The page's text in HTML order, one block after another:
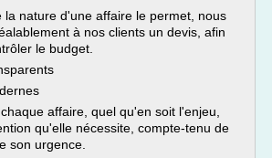
la nature d'une affaire le permet, nous
à nos clients un devis, afin
le budget.
affaire, quel qu'en soit l'enjeu,
qu'elle nécessite, compte-tenu de
son urgence.